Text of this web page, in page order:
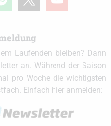
Laufenden bleiben? Dann
an. Während der Saison
pro Woche die wichtigsten
Einfach hier anmelden: